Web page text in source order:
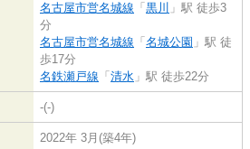
名古屋市営名城線 「 黒川 」駅 徒歩3
分
名古屋市営名城線 「 名城公園 」駅 徒
歩17分
名鉄瀬戸線 「 清水 」駅 徒歩22分
-(-)
2022年 3月(築4年)